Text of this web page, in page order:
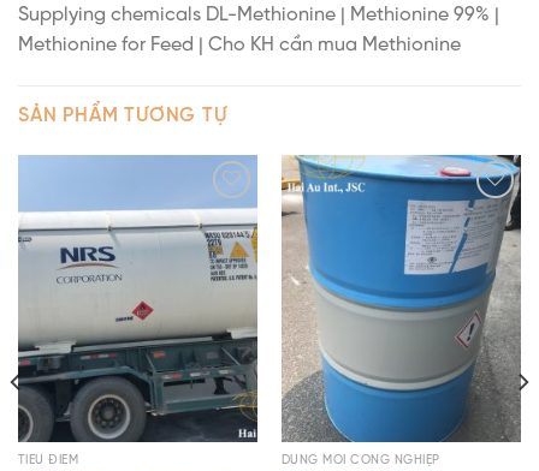
Supplying chemicals DL-Methionine | Methionine 99% |
Methionine for Feed | Cho KH cần mua Methionine
SẢN PHẨM TƯƠNG TỰ
TIÊU ĐIỂM DUNG MÔI CÔNG NGHIỆP